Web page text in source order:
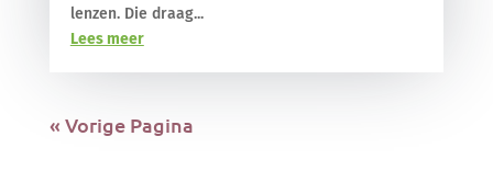
lenzen. Die draag...
Lees meer
« Vorige Pagina